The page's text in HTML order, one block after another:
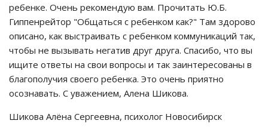
ребенке. Очень рекомендую вам. Прочитать Ю.Б.
Гиппенрейтор "Общаться с ребенком как?" Там здорово
описано, как выстраивать с ребенком коммуникаций так,
чтобы не вызывать негатив друг друга. Спасибо, что вы
ищите ответы на свои вопросы и так заинтересованы в
благополучия своего ребенка. Это очень приятно
осознавать. С уважением, Алена Шикова.
Шикова Алёна Сергеевна, психолог Новосибирск